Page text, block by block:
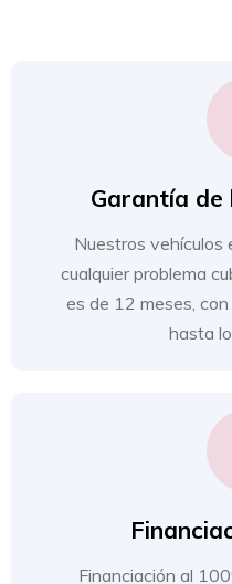
Garantía de
Nuestros
cualquier problema
es de 12 meses,
hasta
Financiación al